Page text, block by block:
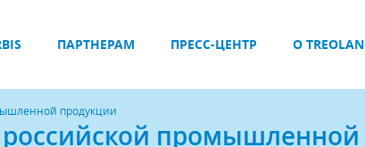
ПАРТНЕРАМ ПРЕСС-ЦЕНТР О TREOLAN
продукции
российской промышленной